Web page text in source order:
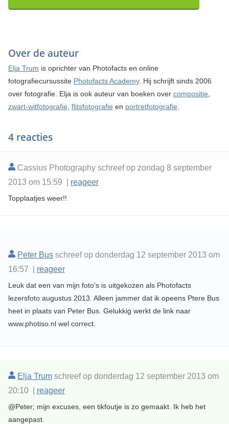
Over de auteur
Elja Trum is oprichter van Photofacts en online
fotografiecursussite Photofacts Academy. Hij schrijft sinds 2006
over fotografie. Elja is ook auteur van boeken over compositie
zwart-witfotografie flitsfotografie en portretfotografie
4 reacties
Cassius Photography schreef op zondag 8 september
2013 om 15:59 | reageer
Topplaatjes weer!!
Peter Busschreef op donderdag 12 september 2013 om
16:57 | reageer
Leuk dat een van mijn foto's is uitgekozen als Photofacts
lezersfoto augustus 2013. Alleen jammer dat ik opeens Ptere Bus
heet in plaats van Peter Bus. Gelukkig werkt de link naar
www.photiso.nl wel correct.
Elja Trumschreef op donderdag 12 september 2013 om
20:10 | reageer
@Peter; mijn excuses, een tikfoutje is zo gemaakt. Ik heb het
aangepast.